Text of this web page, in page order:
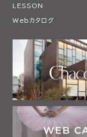
LESSON
Webカタログ